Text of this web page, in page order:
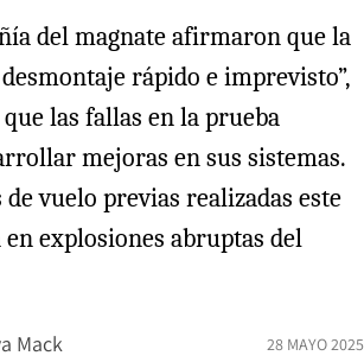
del magnate afirmaron que la
rápido e imprevisto”,
las fallas en la prueba
mejoras en sus sistemas.
de vuelo previas realizadas este
explosiones abruptas del
Mack 28 MAYO 2025